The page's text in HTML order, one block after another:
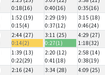
0:18(16)
0:40(16)
0:35(16)
1:52 (19)
0:15(4)
2:29 (19)
0:37(12)
3:15 (18)
0:46(24)
2:44 (27)
0:14(2)
3:11 (25)
0:27(1)
4:29 (27)
1:18(32)
1:39 (13)
0:22(29)
2:20 (12)
0:41(18)
2:58 (14)
0:38(19)
2:16 (24)
3:34 (28)
4:09 (25)